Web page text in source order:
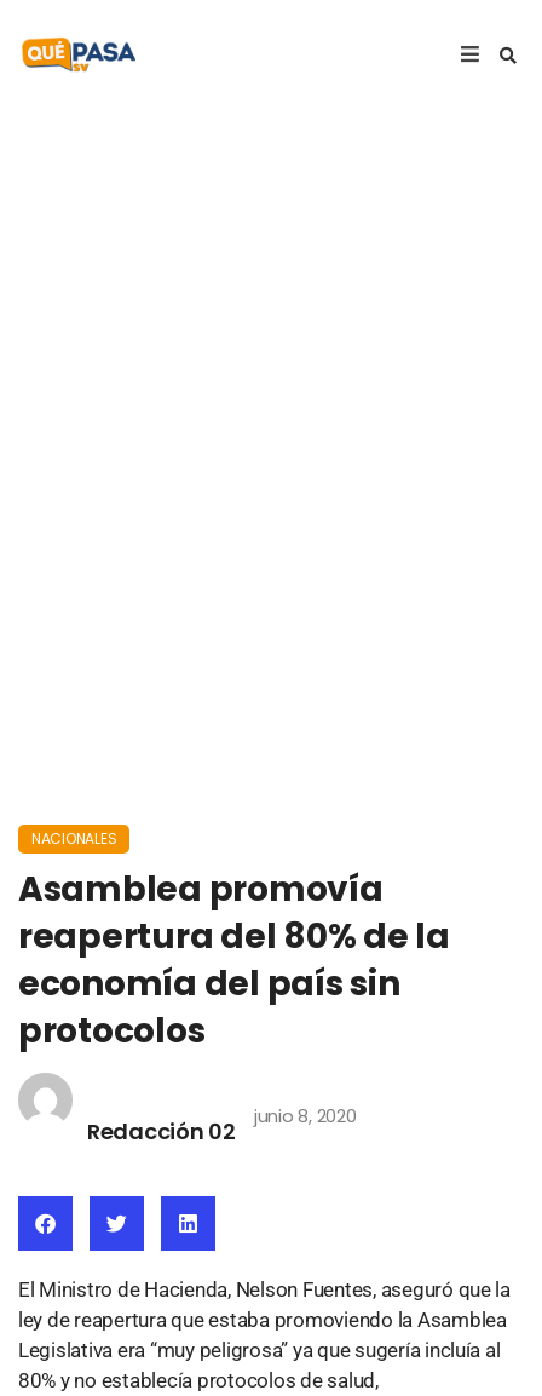
NACIONALES
Asamblea promovía
reapertura del 80% de la
economía del país sin
protocolos
Redacción 02
junio 8, 2020
El Ministro de Hacienda, Nelson Fuentes, aseguró que la
ley de reapertura que estaba promoviendo la Asamblea
Legislativa era “muy peligrosa” ya que sugería incluía al
80% y no establecía protocolos de salud,